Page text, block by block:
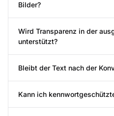
Bilder?
Wird Transparenz in der
unterstützt?
Bleibt der Text nach der
Kann ich